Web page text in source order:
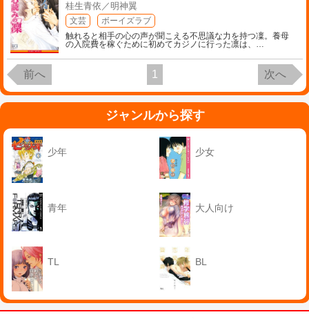
桂生青依／明神翼
文芸
ボーイズラブ
触れると相手の心の声が聞こえる不思議な力を持つ凜。養母
の入院費を稼ぐために初めてカジノに行った凛は、 …
前へ 1 次へ
ジャンルから探す
少年 少女
青年 大人向け
TL BL